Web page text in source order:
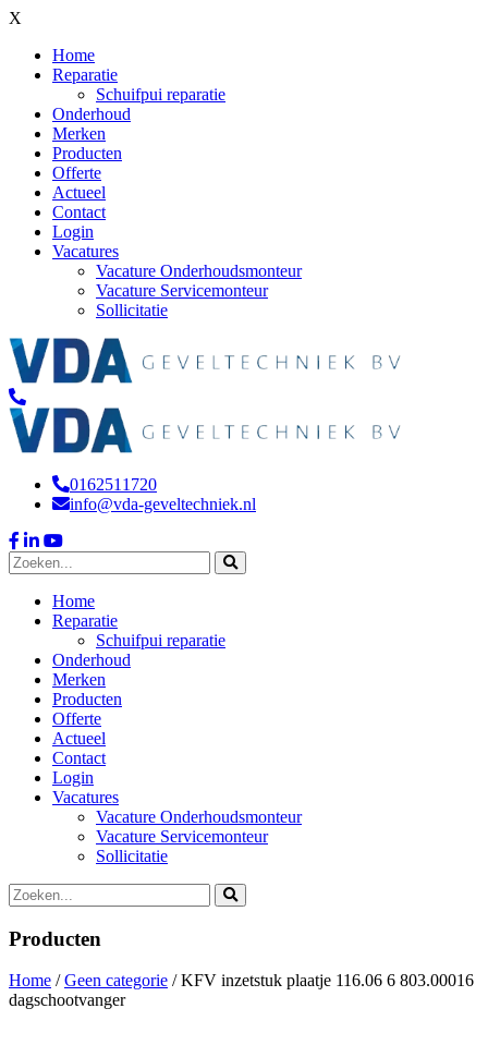
X
Home
Reparatie
Schuifpui reparatie
Onderhoud
Merken
Producten
Offerte
Actueel
Contact
Login
Vacatures
Vacature Onderhoudsmonteur
Vacature Servicemonteur
Sollicitatie
0162511720
info@vda-geveltechniek.nl
Home
Reparatie
Schuifpui reparatie
Onderhoud
Merken
Producten
Offerte
Actueel
Contact
Login
Vacatures
Vacature Onderhoudsmonteur
Vacature Servicemonteur
Sollicitatie
Producten
Home /Geen categorie / KFV inzetstuk plaatje 116.06 6 803.00016
dagschootvanger